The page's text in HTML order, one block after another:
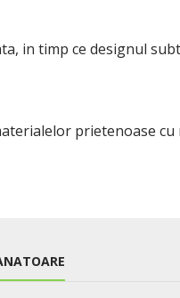
in timp ce designul
prietenoase